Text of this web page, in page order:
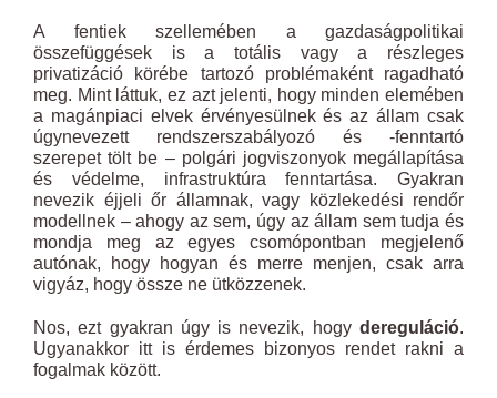
A fentiek szellemében a gazdaságpolitikai
összefüggések is a totális vagy a részleges
privatizáció körébe tartozó problémaként ragadható
meg. Mint láttuk, ez azt jelenti, hogy minden elemében
a magánpiaci elvek érvényesülnek és az állam csak
úgynevezett rendszerszabályozó és -fenntartó
szerepet tölt be – polgári jogviszonyok megállapítása
és védelme, infrastruktúra fenntartása. Gyakran
nevezik éjjeli őr államnak, vagy közlekedési rendőr
modellnek – ahogy az sem, úgy az állam sem tudja és
mondja meg az egyes csomópontban megjelenő
autónak, hogy hogyan és merre menjen, csak arra
vigyáz, hogy össze ne ütközzenek.
Nos, ezt gyakran úgy is nevezik, hogy dereguláció.
Ugyanakkor itt is érdemes bizonyos rendet rakni a
fogalmak között.